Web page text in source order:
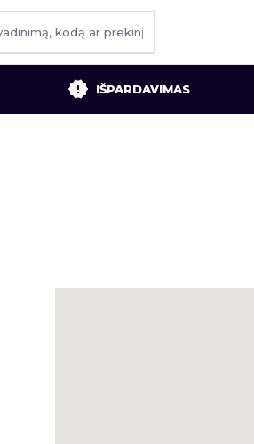
IŠPARDAVIMAS